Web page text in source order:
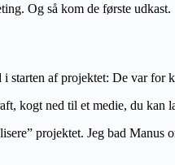
Og så kom de første udkast.
starten af projektet: De var for
kogt ned til et medie, du kan
projektet. Jeg bad Manus